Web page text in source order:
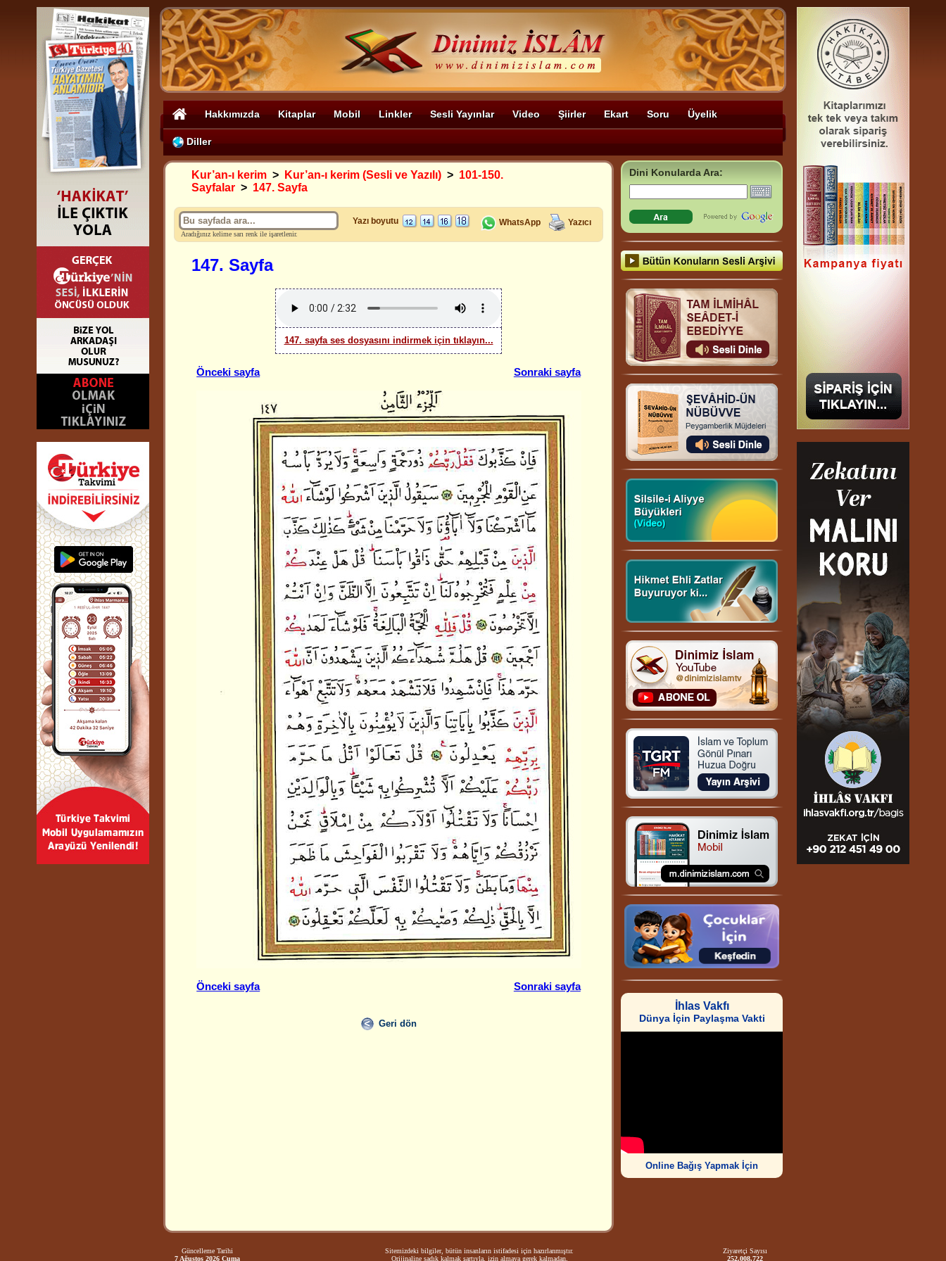
Hakkımızda Kitaplar Mobil Linkler Sesli Yayınlar Video Şiirler Ekart Soru Üyelik
Diller
Kur’an-ı kerim > Kur’an-ı kerim (Sesli ve Yazılı) > 101-150.
Sayfalar > 147. Sayfa
Aradığınız kelime sarı renk ile işaretlenir.
Yazı boyutu WhatsApp Yazıcı
147. Sayfa
147. sayfa ses dosyasını indirmek için tıklayın...
Önceki sayfa Sonraki sayfa
Önceki sayfa Sonraki sayfa
Geri dön
Dini Konularda Ara:
İhlas Vakfı
Dünya İçin Paylaşma Vakti
Online Bağış Yapmak İçin
Güncelleme Tarihi
7 Ağustos 2026 Cuma
Sitemizdeki bilgiler, bütün insanların istifadesi için hazırlanmıştır.
Orijinaline sadık kalmak şartıyla, izin almaya gerek kalmadan,
Ziyaretçi Sayısı
252.008.722